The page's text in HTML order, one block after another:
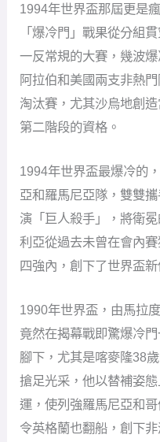
1994年世界盃那屆更是
「爆冷門」戰果從分組
一反常規的大賽，幾波
阿拉伯和美國兩支非熱
淘汰賽，尤其沙烏地創
第二階段的資格。
1994年世界盃最爆冷的
亞和羅馬尼亞隊，雙雙
演「巨人殺手」，將衛
利亞從過去未曾在會內
四強內，創下了世界盃新
1990年世界盃，由馬拉
竟然在揭幕戰即驚爆冷
腳下，尤其是喀麥隆38
搶足光采，他以替補姿
運，使列強羅馬尼亞和
令英格蘭也翻船，創下